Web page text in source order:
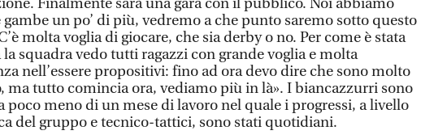
un po’ di più, vedremo a che punto saremo sotto questo
molta voglia di giocare, che sia derby o no. Per come è stata
squadra vedo tutti ragazzi con grande voglia e molta
nell’essere propositivi: fino ad ora devo dire che sono molto
ma tutto comincia ora, vediamo più in là». I biancazzurri sono
poco meno di un mese di lavoro nel quale i progressi, a livello
del gruppo e tecnico-tattici, sono stati quotidiani.